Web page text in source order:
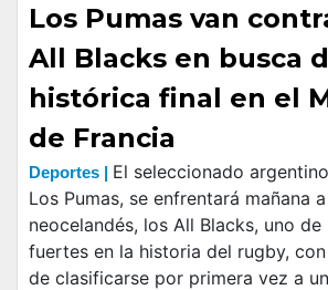
Los Pumas van
All Blacks en busca
histórica final en el
de Francia
Deportes | El seleccionado
Los Pumas, se enfrentará mañana
neocelandés, los All Blacks, uno de
fuertes en la historia del rugby,
de clasificarse por primera vez a